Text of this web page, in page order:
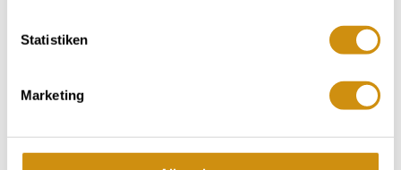
Statistiken
Marketing